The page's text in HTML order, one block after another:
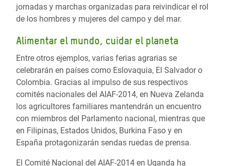
jornadas y marchas organizadas para reivindicar el rol
de los hombres y mujeres del campo y del mar.
Alimentar el mundo, cuidar el planeta
Entre otros ejemplos, varias ferias agrarias se
celebrarán en países como Eslovaquia, El Salvador o
Colombia. Gracias al impulso de sus respectivos
comités nacionales del AIAF-2014, en Nueva Zelanda
los agricultores familiares mantendrán un encuentro
con miembros del Parlamento nacional, mientras que
en Filipinas, Estados Unidos, Burkina Faso y en
España protagonizarán sendas ruedas de prensa.
El Comité Nacional del AIAF-2014 en Uganda ha